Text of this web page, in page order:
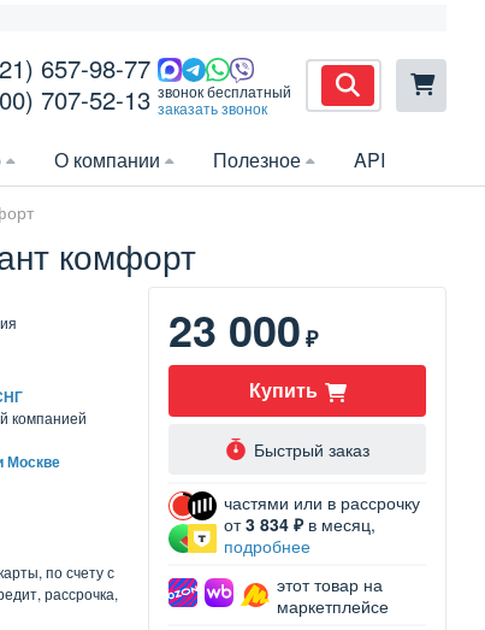
657-98-77
707-52-13 звонок бесплатный
заказать звонок
О компании Полезное API
комфорт
компанией
Москве
по счету с
рассрочка,
23 000₽
Купить
Быстрый заказ
частями или в рассрочку
от3 834 ₽в месяц,
подробнее
этот товар на
маркетплейсе